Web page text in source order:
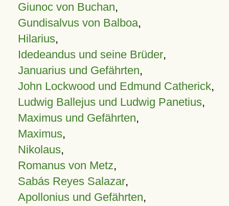
Giunoc von Buchan,
Gundisalvus von Balboa,
Hilarius,
Idedeandus und seine Brüder,
Januarius und Gefährten,
John Lockwood und Edmund Catherick,
Ludwig Ballejus und Ludwig Panetius,
Maximus und Gefährten,
Maximus,
Nikolaus,
Romanus von Metz,
Sabás Reyes Salazar,
Apollonius und Gefährten,